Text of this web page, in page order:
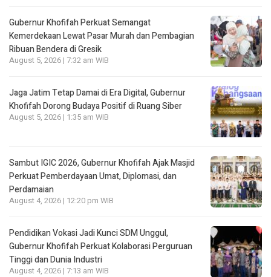
Gubernur Khofifah Perkuat Semangat
Kemerdekaan Lewat Pasar Murah dan Pembagian
Ribuan Bendera di Gresik
August 5, 2026 | 7:32 am WIB
Jaga Jatim Tetap Damai di Era Digital, Gubernur
Khofifah Dorong Budaya Positif di Ruang Siber
August 5, 2026 | 1:35 am WIB
Sambut IGIC 2026, Gubernur Khofifah Ajak Masjid
Perkuat Pemberdayaan Umat, Diplomasi, dan
Perdamaian
August 4, 2026 | 12:20 pm WIB
Pendidikan Vokasi Jadi Kunci SDM Unggul,
Gubernur Khofifah Perkuat Kolaborasi Perguruan
Tinggi dan Dunia Industri
August 4, 2026 | 7:13 am WIB